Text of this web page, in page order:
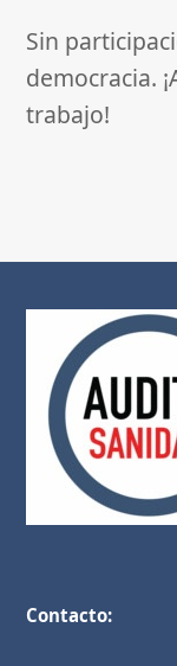
Sin
democracia.
trabajo!
Contacto: